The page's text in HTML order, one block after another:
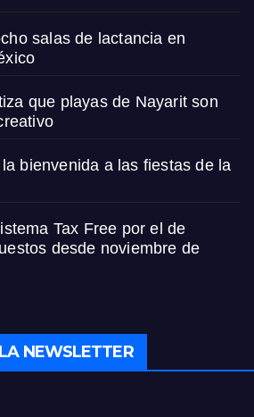
salas de lactancia en
que playas de Nayarit son
bienvenida a las fiestas de la
Tax Free por el de
desde noviembre de
NEWSLETTER